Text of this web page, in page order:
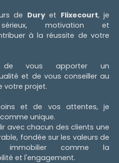
de Duryet Flixecourt, je
motivation et
à la réussite de votre
vous apporter un
et de vous conseiller au
votre projet.
et de vos attentes, je
unique.
avec chacun des clients une
fondée sur les valeurs de
immobilier comme la
et l'engagement.